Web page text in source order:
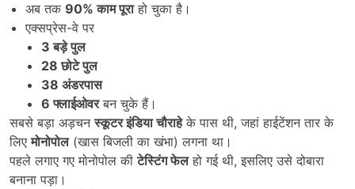
अब तक 90%काम पूराहो चुका है।
एक्सप्रेस-वे पर
3बड़े पुल
28छोटे पुल
38 अंडरपास
6फ्लाईओवरबन चुके हैं।
सबसे बड़ा अड़चनस्कूटर इंडिया चौराहेके पास थी, जहां हाईटेंशन तार के
लिएमोनोपोल(खास बिजली का खंभा) लगना था।
पहले लगाए गए मोनोपोल कीटेस्टिंग फेलहो गई थी, इसलिए उसे दोबारा
बनाना पड़ा।